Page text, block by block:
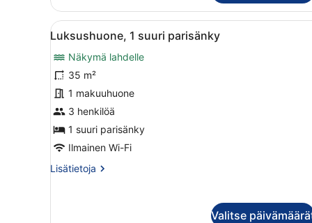
suuri
parisänky,
parveke
Avaa
kaikki
huonetyypin
Luksushuone,
1
suuri
parisänky
kuvat
Hotellihuone, jossa on
7
Luksushuone, 1 suuri parisänky
Näkymä lahdelle
35 m²
1 makuuhuone
3 henkilöä
1 suuri parisänky
Ilmainen Wi-Fi
Lisätietoja
Lisätietoja
Valitse